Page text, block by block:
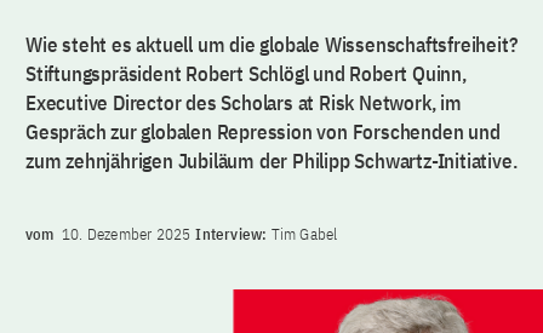
Wie steht es aktuell um die globale Wissenschaftsfreiheit?
Stiftungspräsident Robert Schlögl und Robert Quinn,
Executive Director des Scholars at Risk Network, im
Gespräch zur globalen Repression von Forschenden und
zum zehnjährigen Jubiläum der Philipp Schwartz-Initiative.
vom 10. Dezember 2025 Interview: Tim Gabel